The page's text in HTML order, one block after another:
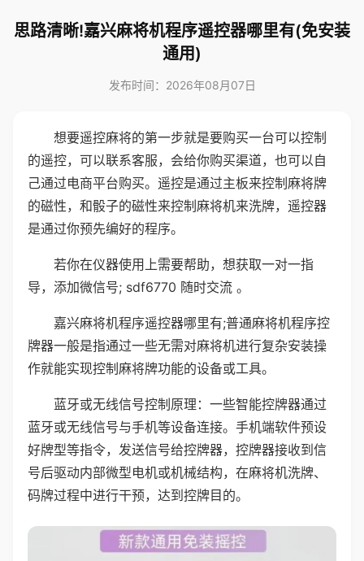
思路清晰!嘉兴麻将机程序遥控器哪里有(免安装
通用)
发布时间：2026年08月07日
想要遥控麻将的第一步就是要购买一台可以控制
的遥控，可以联系客服，会给你购买渠道，也可以自
己通过电商平台购买。遥控是通过主板来控制麻将牌
的磁性，和骰子的磁性来控制麻将机来洗牌，遥控器
是通过你预先编好的程序。
若你在仪器使用上需要帮助，想获取一对一指
导，添加微信号; sdf6770 随时交流 。
嘉兴麻将机程序遥控器哪里有;普通麻将机程序控
牌器一般是指通过一些无需对麻将机进行复杂安装操
作就能实现控制麻将牌功能的设备或工具。
蓝牙或无线信号控制原理：一些智能控牌器通过
蓝牙或无线信号与手机等设备连接。手机端软件预设
好牌型等指令，发送信号给控牌器，控牌器接收到信
号后驱动内部微型电机或机械结构，在麻将机洗牌、
码牌过程中进行干预，达到控牌目的。